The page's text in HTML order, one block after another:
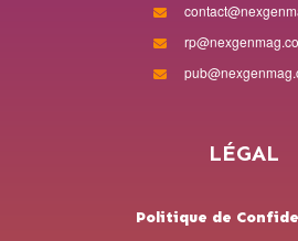
LÉGAL
Politique de